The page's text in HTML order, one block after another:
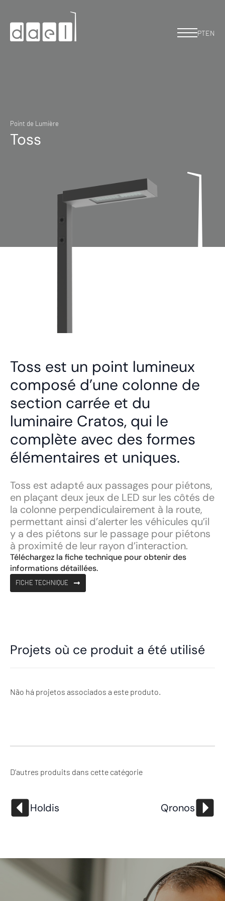
PTEN
Point de Lumière
Toss
Toss est un point lumineux
composé d’une colonne de
section carrée et du
luminaire Cratos, qui le
complète avec des formes
élémentaires et uniques.
Toss est adapté aux passages pour piétons,
en plaçant deux jeux de LED sur les côtés de
la colonne perpendiculairement à la route,
permettant ainsi d’alerter les véhicules qu’il
y a des piétons sur le passage pour piétons
à proximité de leur rayon d’interaction.
Téléchargez la fiche technique pour obtenir des
informations détaillées.
FICHE TECHNIQUE
Projets où ce produit a été utilisé
Não há projetos associados a este produto.
D'autres produits dans cette catégorie
Holdis Qronos